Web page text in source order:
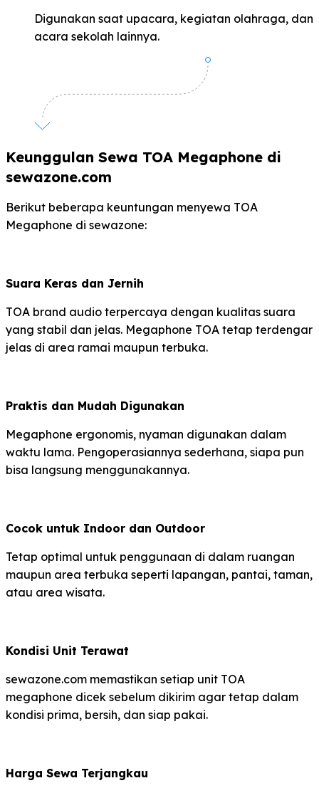
Digunakan saat upacara, kegiatan olahraga, dan
acara sekolah lainnya.
Keunggulan Sewa TOA Megaphone di
sewazone.com
Berikut beberapa keuntungan menyewa TOA
Megaphone di sewazone:
Suara Keras dan Jernih
TOA brand audio terpercaya dengan kualitas suara
yang stabil dan jelas. Megaphone TOA tetap terdengar
jelas di area ramai maupun terbuka.
Praktis dan Mudah Digunakan
Megaphone ergonomis, nyaman digunakan dalam
waktu lama. Pengoperasiannya sederhana, siapa pun
bisa langsung menggunakannya.
Cocok untuk Indoor dan Outdoor
Tetap optimal untuk penggunaan di dalam ruangan
maupun area terbuka seperti lapangan, pantai, taman,
atau area wisata.
Kondisi Unit Terawat
sewazone.com memastikan setiap unit TOA
megaphone dicek sebelum dikirim agar tetap dalam
kondisi prima, bersih, dan siap pakai.
Harga Sewa Terjangkau